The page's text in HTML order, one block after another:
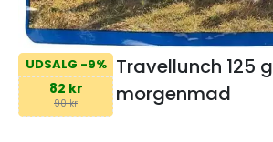
UDSALG -9%
82 kr
90 kr
Travellunch 125 g
morgenmad